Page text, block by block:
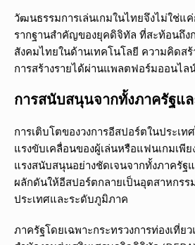
วัฒนธรรมการเล่นเกมในไทยจึงไม่ใช่แ
รากฐานสำคัญของยุคดิจิทัล ที่สะท้อนถึง
สังคมไทยในด้านเทคโนโลยี ความคิดส
การสร้างรายได้ผ่านแพลตฟอร์มออนไล
การสนับสนุนจากทั้งภาครัฐแ
การเติบโตของวงการอีสปอร์ตในประเ
แรงขับเคลื่อนของผู้เล่นหรือแฟนเกมเพีย
แรงสนับสนุนอย่างชัดเจนจากทั้งภาครัฐ
ผลักดันให้อีสปอร์ตกลายเป็นอุตสาหกร
ประเทศและระดับภูมิภาค
ภาครัฐโดยเฉพาะกระทรวงการท่องเที่ย